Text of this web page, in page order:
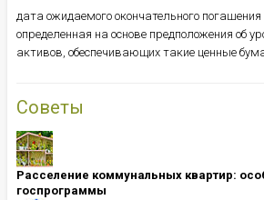
дата ожидаемого окончательного
определенная на основе предположения об
активов, обеспечивающих такие ценные
Советы
Расселение коммунальных квартир:
госпрограммы